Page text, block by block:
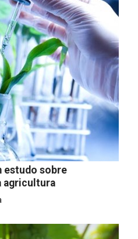
estudo sobre
agricultura